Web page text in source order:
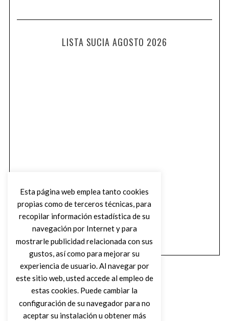
LISTA SUCIA AGOSTO 2026
Esta página web emplea tanto cookies
propias como de terceros técnicas, para
recopilar información estadística de su
navegación por Internet y para
mostrarle publicidad relacionada con sus
gustos, así como para mejorar su
experiencia de usuario. Al navegar por
este sitio web, usted accede al empleo de
estas cookies. Puede cambiar la
configuración de su navegador para no
aceptar su instalación u obtener más